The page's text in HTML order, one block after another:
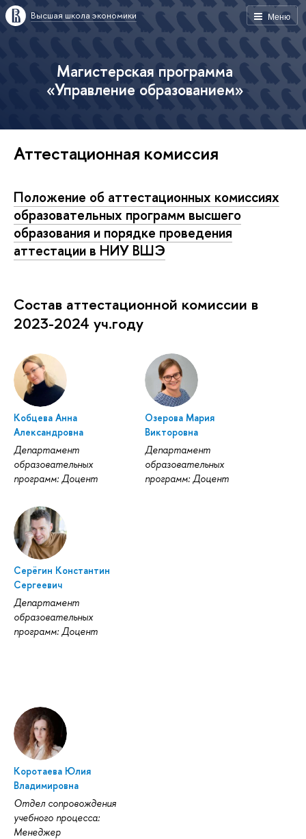
Меню
Высшая школа экономики
Магистерская программа
«Управление образованием»
Аттестационная комиссия
Положение об аттестационных комиссиях
образовательных программ высшего
образования и порядке проведения
аттестации в НИУ ВШЭ
Состав аттестационной комиссии в
2023-2024 уч.году
Кобцева Анна
Александровна
Департамент
образовательных
программ: Доцент
Озерова Мария
Викторовна
Департамент
образовательных
программ: Доцент
Серёгин Константин
Сергеевич
Департамент
образовательных
программ: Доцент
Коротаева Юлия
Владимировна
Отдел сопровождения
учебного процесса:
Менеджер